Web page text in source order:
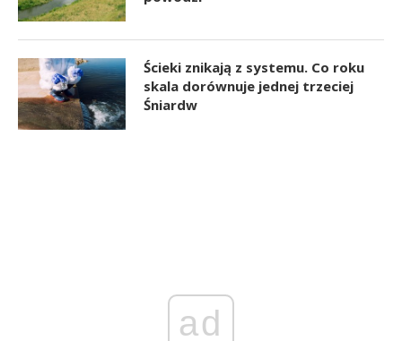
Ścieki znikają z systemu. Co roku
skala dorównuje jednej trzeciej
Śniardw
ad